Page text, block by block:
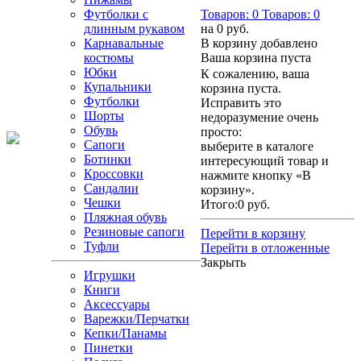
Футболки с
длинным рукавом
Карнавальные
костюмы
Юбки
Купальники
Футболки
Шорты
Обувь
Сапоги
Ботинки
Кроссовки
Сандалии
Чешки
Пляжная обувь
Резиновые сапоги
Туфли
Игрушки
Книги
Аксессуары
Варежки/Перчатки
Кепки/Панамы
Пинетки
Товаров: 0 Товаров: 0
на 0 руб.
В корзину добавлено
Ваша корзина пуста
К сожалению, ваша
корзина пуста.
Исправить это
недоразумение очень
просто:
выберите в каталоге
интересующий товар и
нажмите кнопку «В
корзину».
Итого:0 руб.
Перейти в корзину
Перейти в отложенные
Закрыть